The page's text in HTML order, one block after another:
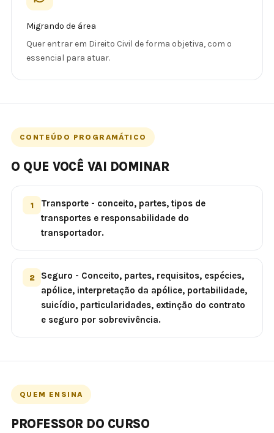
Migrando de área
Quer entrar em Direito Civil de forma objetiva, com o
essencial para atuar.
CONTEÚDO PROGRAMÁTICO
O QUE VOCÊ VAI DOMINAR
1
Transporte - conceito, partes, tipos de
transportes e responsabilidade do
transportador.
2
Seguro - Conceito, partes, requisitos, espécies,
apólice, interpretação da apólice, portabilidade,
suicídio, particularidades, extinção do contrato
e seguro por sobrevivência.
QUEM ENSINA
PROFESSOR DO CURSO